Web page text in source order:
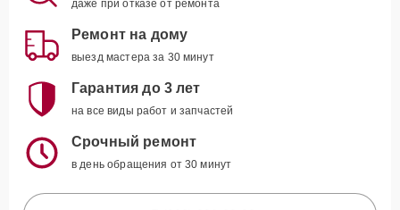
даже при отказе от ремонта
Ремонт на дому
выезд мастера за 30 минут
Гарантия до 3 лет
на все виды работ и запчастей
Срочный ремонт
в день обращения от 30 минут